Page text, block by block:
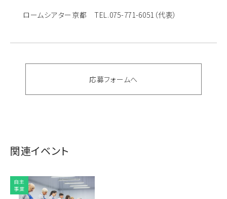
ロームシアター京都 TEL.075-771-6051（代表）
応募フォームへ
関連イベント
自主
事業